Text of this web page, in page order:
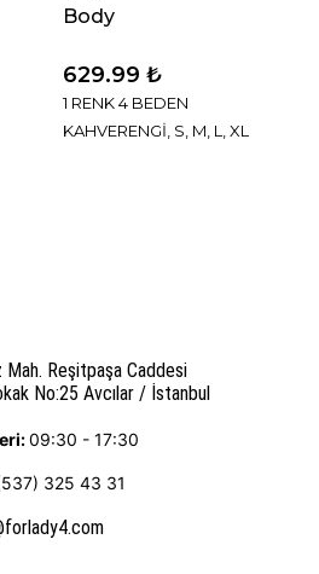
Body
629.99 ₺
1 RENK 4 BEDEN
KAHVERENGİ, S, M, L, XL
Mah. Reşitpaşa Caddesi
No:25 Avcılar / İstanbul
09:30 - 17:30
325 43 31